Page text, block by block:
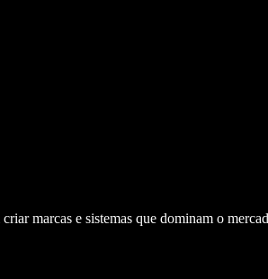
marcas e sistemas que dominam o